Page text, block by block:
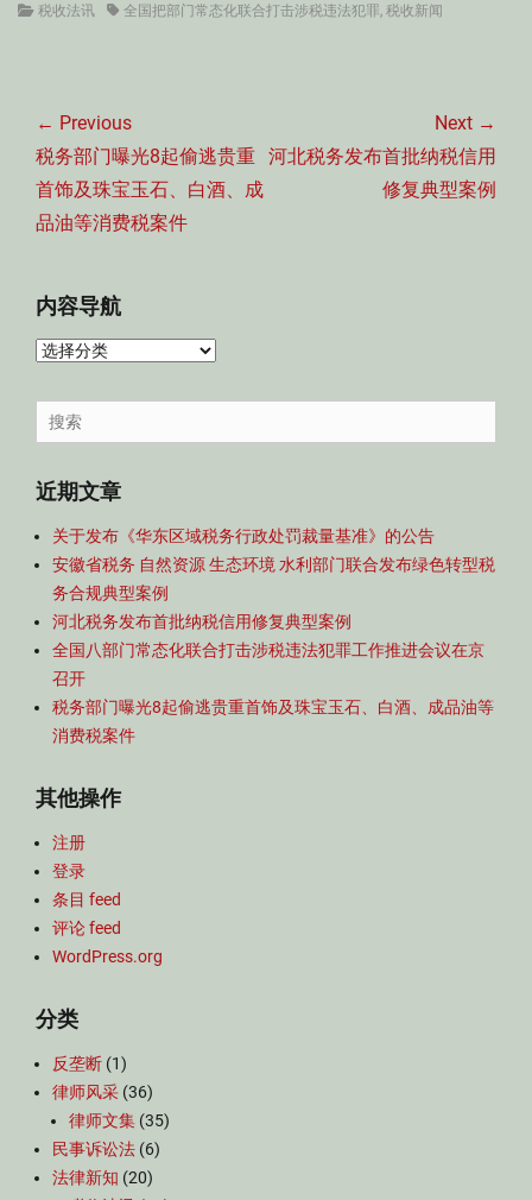
Categories
税收法讯 Tags全国把部门常态化联合打击涉税违法犯罪, 税收新闻
章
导
航
← Previous
Previous
post:
税务部门曝光8起偷逃贵重
首饰及珠宝玉石、白酒、成
品油等消费税案件
Next →
Next
河北税务发布首批纳税信用
修复典型案例
内容导航
内
导
航
Search
for:
近期文章
关于发布《华东区域税务行政处罚裁量基准》的公告
安徽省税务 自然资源 生态环境 水利部门联合发布绿色转型税
务合规典型案例
河北税务发布首批纳税信用修复典型案例
全国八部门常态化联合打击涉税违法犯罪工作推进会议在京
召开
税务部门曝光8起偷逃贵重首饰及珠宝玉石、白酒、成品油等
消费税案件
其他操作
注册
登录
条目 feed
评论 feed
WordPress.org
分类
反垄断 (1)
律师风采 (36)
律师文集 (35)
民事诉讼法 (6)
法律新知 (20)